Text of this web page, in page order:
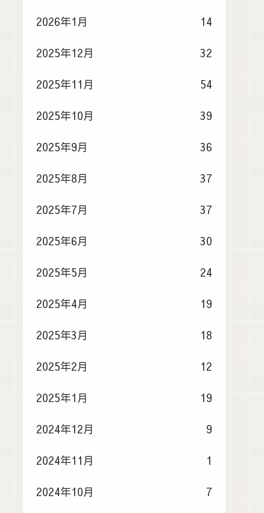
2026年1月 14
2025年12月 32
2025年11月 54
2025年10月 39
2025年9月 36
2025年8月 37
2025年7月 37
2025年6月 30
2025年5月 24
2025年4月 19
2025年3月 18
2025年2月 12
2025年1月 19
2024年12月 9
2024年11月 1
2024年10月 7